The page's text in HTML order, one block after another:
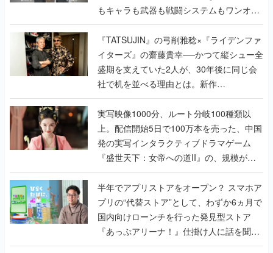
もキャラも武器も戦闘システムもワンオフ
で作り込まれた理由を両ディレクターに聞
く
『TATSUJIN』の弓削雅稔×『ライデンファ
イターズ』の齋藤貴幸──かつて縦シュー全
盛期を支えていた2人が、30年後に同じ会
社で机を並べる理由とは。新作
『TATSUJIN EXTREME』で初タッグを組
んだレジェンド2人に訊く開発秘話
実写映像1000分、ルート分岐100種類以
上。配信開始5日で100万本を売った、中国
発の実写インタラクティブドラマゲーム
『盛世天下：女帝への道II』の、規模が違
うこだわりをプロデューサーに聞いた
半年でアプリストアをオープン？ スマホア
プリの“代替ストア”として、わずか6ヵ月で
国内向けローンチを行った発見型ストア
『あっぷアリーナ！』仕掛け人に話を聞い
てみた